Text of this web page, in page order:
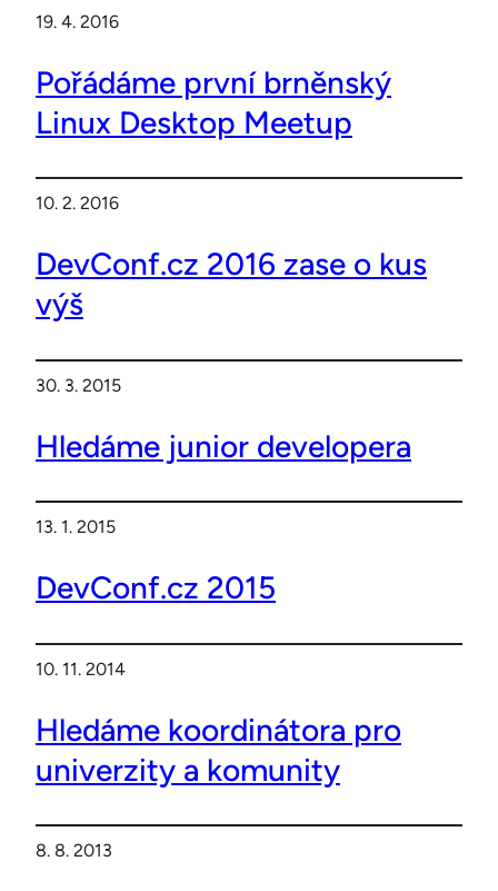
19. 4. 2016
Pořádáme první brněnský
Linux Desktop Meetup
10. 2. 2016
DevConf.cz 2016 zase o kus
výš
30. 3. 2015
Hledáme junior developera
13. 1. 2015
DevConf.cz 2015
10. 11. 2014
Hledáme koordinátora pro
univerzity a komunity
8. 8. 2013